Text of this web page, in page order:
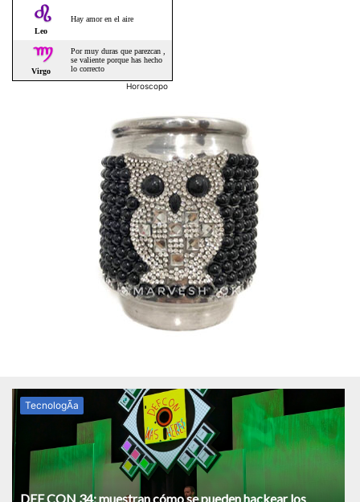
Horoscopo
TecnologÃ­a
DEF CON 34: muestran cómo se pueden hackear los